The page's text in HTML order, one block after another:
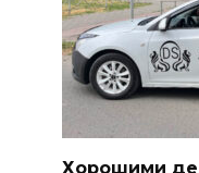
Хорошими